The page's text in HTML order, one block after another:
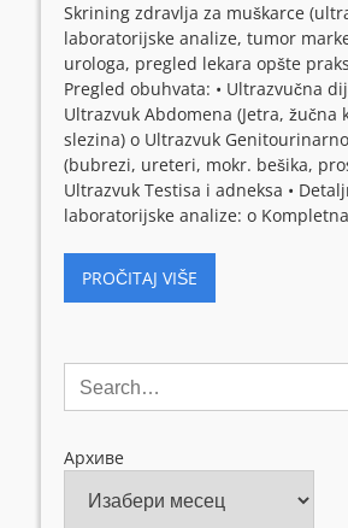
Skrining zdravlja za muškarce
laboratorijske analize, tumor
urologa, pregled lekara opšte
Pregled obuhvata: • Ultrazvučna
Ultrazvuk Abdomena (Jetra, žučna
slezina) o Ultrazvuk
(bubrezi, ureteri, mokr. bešika,
Ultrazvuk Testisa i adneksa •
laboratorijske analize: o
PROČITAJ VIŠE
Архиве